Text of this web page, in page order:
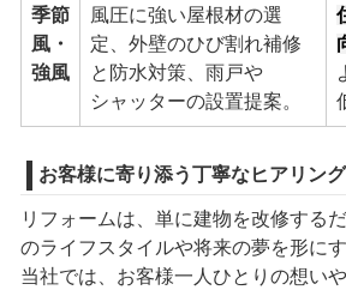
季節
風・
強風
風圧に強い屋根材の選
定、外壁のひび割れ補修
と防水対策、雨戸や
シャッターの設置提案。
お客様に寄り添う丁寧なヒアリン
リフォームは、単に建物を改修する
のライフスタイルや将来の夢を形に
当社では、お客様一人ひとりの想い